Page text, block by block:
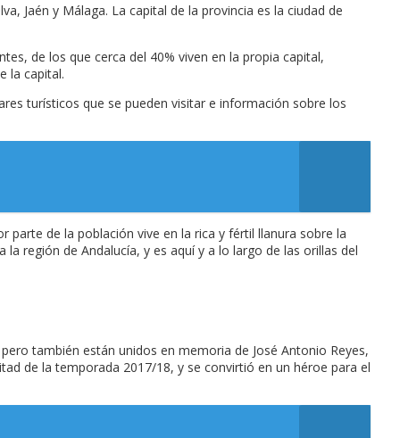
Jaén y Málaga. La capital de la provincia es la ciudad de
de los que cerca del 40% viven en la propia capital,
la capital.
turísticos que se pueden visitar e información sobre los
parte de la población vive en la rica y fértil llanura sobre la
región de Andalucía, y es aquí y a lo largo de las orillas del
también están unidos en memoria de José Antonio Reyes,
de la temporada 2017/18, y se convirtió en un héroe para el